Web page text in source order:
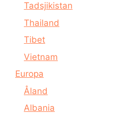
Tadsjikistan
Thailand
Tibet
Vietnam
Europa
Åland
Albania